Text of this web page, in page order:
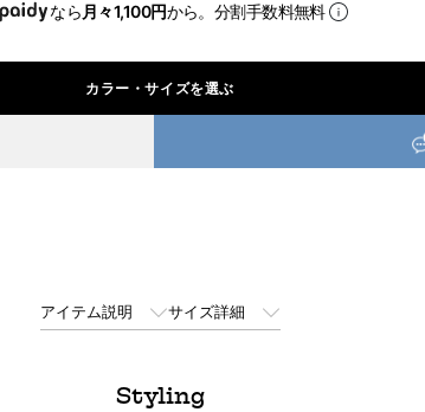
なら 月々1,100円から。分割手数料無料
カラー・サイズを選ぶ
アイテム説明 サイズ詳細
Styling